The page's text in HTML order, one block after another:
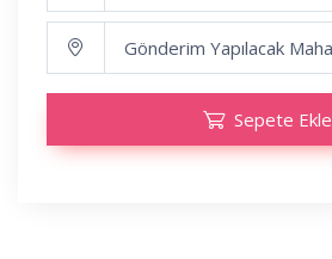
Sepete Ekle